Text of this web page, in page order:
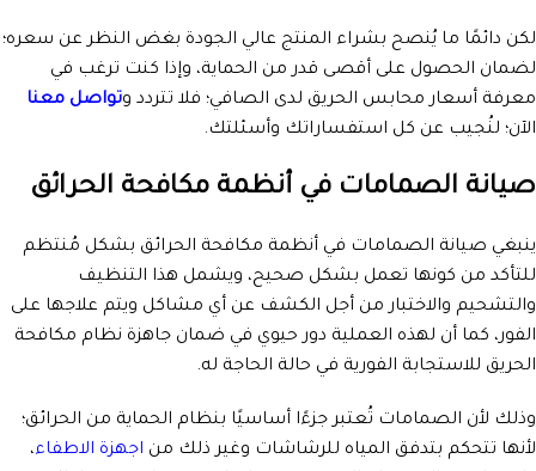
لكن دائمًا ما يُنصح بشراء المنتج عالي الجودة بغض النظر عن سعره؛
لضمان الحصول على أقصى قدر من الحماية، وإذا كنت ترغب في
معرفة أسعار محابس الحريق لدى الصافي؛ فلا تتردد وتواصل معنا
الآن؛ لنُجيب عن كل استفساراتك وأسئلتك.
صيانة الصمامات في أنظمة مكافحة الحرائق
ينبغي صيانة الصمامات في أنظمة مكافحة الحرائق بشكل مُنتظم
للتأكد من كونها تعمل بشكل صحيح، ويشمل هذا التنظيف
والتشحيم والاختبار من أجل الكشف عن أي مشاكل ويتم علاجها على
الفور، كما أن لهذه العملية دور حيوي في ضمان جاهزة نظام مكافحة
الحريق للاستجابة الفورية في حالة الحاجة له.
وذلك لأن الصمامات تُعتبر جزءًا أساسيًا بنظام الحماية من الحرائق؛
لأنها تتحكم بتدفق المياه للرشاشات وغير ذلك من اجهزة الاطفاء،